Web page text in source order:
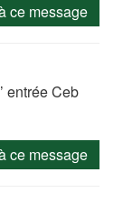
ce message
entrée Ceb
ce message